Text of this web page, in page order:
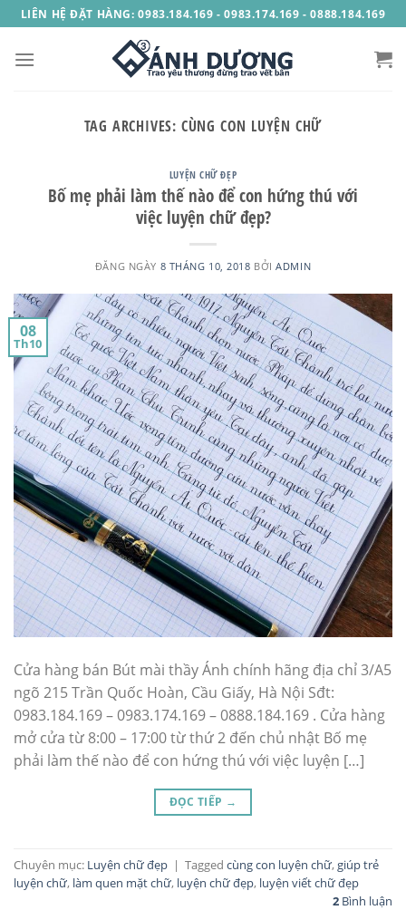
Skip
to
content
LIÊN HỆ ĐẶT HÀNG: 0983.184.169 - 0983.174.169 - 0888.184.169
TAG ARCHIVES: CÙNG CON LUYỆN CHỮ
LUYỆN CHỮ ĐẸP
Bố mẹ phải làm thế nào để con hứng thú với
việc luyện chữ đẹp?
ĐĂNG NGÀY 8 THÁNG 10, 2018 BỞIADMIN
08
Th10
Cửa hàng bán Bút mài thầy Ánh chính hãng địa chỉ 3/A5
ngõ 215 Trần Quốc Hoàn, Cầu Giấy, Hà Nội Sđt:
0983.184.169 – 0983.174.169 – 0888.184.169 . Cửa hàng
mở cửa từ 8:00 – 17:00 từ thứ 2 đến chủ nhật Bố mẹ
phải làm thế nào để con hứng thú với việc luyện […]
ĐỌC TIẾP →
Chuyên mục: Luyện chữ đẹp | Tagged cùng con luyện chữ,giúp trẻ
luyện chữ, làm quen mặt chữ, luyện chữ đẹp, luyện viết chữ đẹp
2 Bình luận